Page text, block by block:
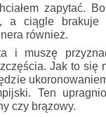
zapytać.
a ciągle brakuje
również.
i muszę
Jak to się
Ten
czy brązowy.